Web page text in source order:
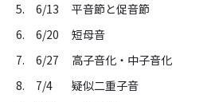
5. 6/13
平音節と促音節
6. 6/20
短母音
7. 6/27
高子音化・中子音化
8. 7/4
疑似二重子音